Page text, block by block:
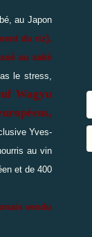
au Japon
du riz),
au saké
le stress,
Wagyu
Yves-
au vin
et de 400
vendu